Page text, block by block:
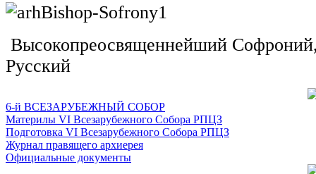
Высокопреосвященнейший
Русский
6-й ВСЕЗАРУБЕЖНЫЙ СОБОР
Материлы VI Всезарубежного Собора РПЦЗ
Подготовка VI Всезарубежного Собора РПЦЗ
Журнал правящего архиерея
Официальные документы